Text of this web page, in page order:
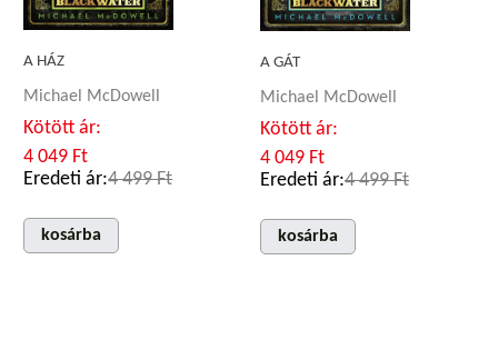
A HÁZ
Michael McDowell
Kötött ár:
4 049 Ft
Eredeti ár:4 499 Ft
kosárba
A GÁT
Michael McDowell
Kötött ár:
4 049 Ft
Eredeti ár:4 499 Ft
kosárba